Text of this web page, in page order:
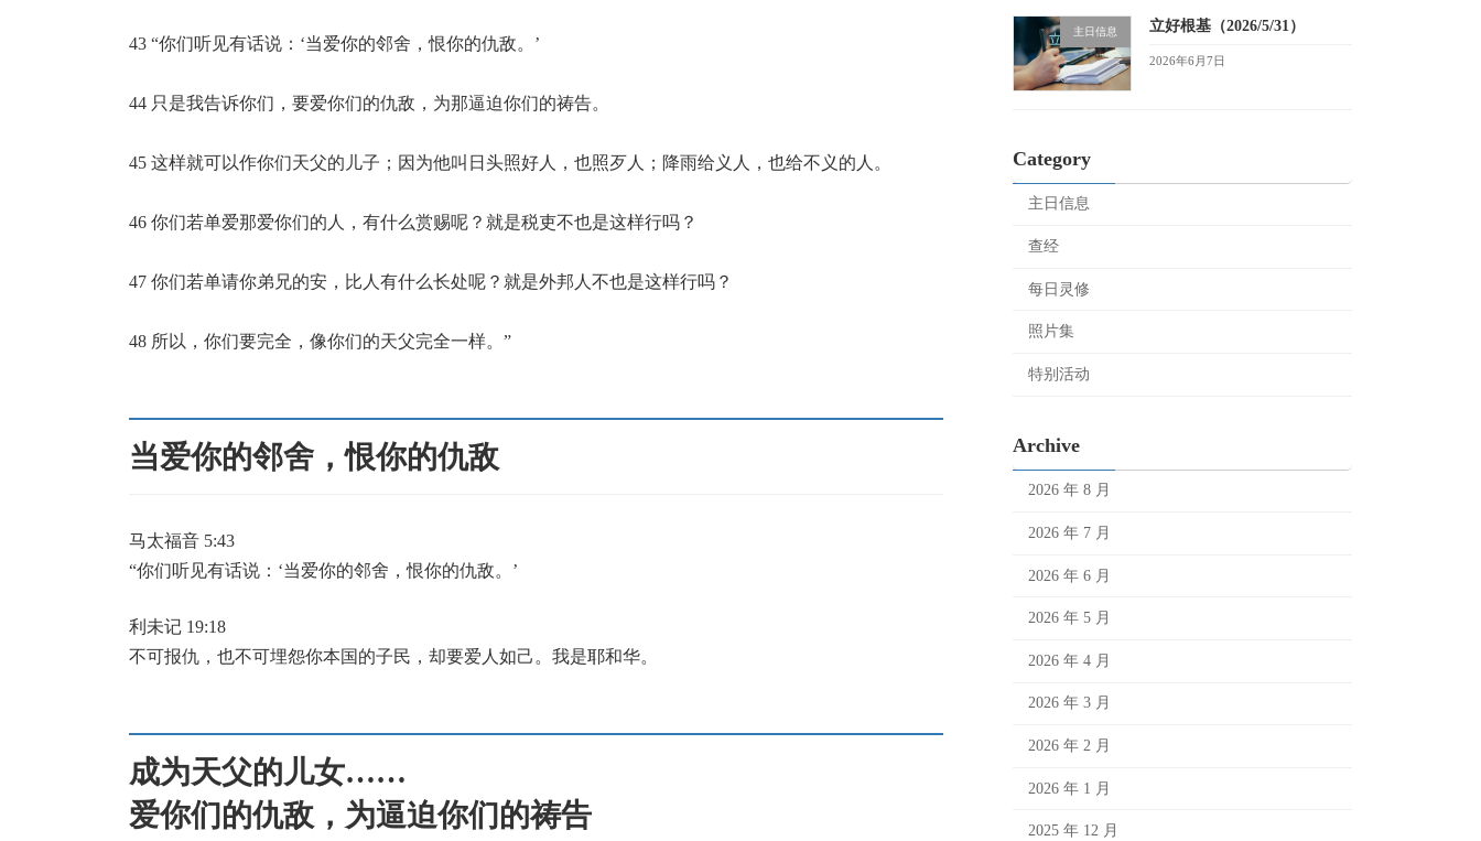
43 “你们听见有话说：‘当爱你的邻舍，恨你的仇敌。’
44 只是我告诉你们，要爱你们的仇敌，为那逼迫你们的祷告。
45 这样就可以作你们天父的儿子；因为他叫日头照好人，也照歹人；降雨给义人，也给不义的人。
46 你们若单爱那爱你们的人，有什么赏赐呢？就是税吏不也是这样行吗？
47 你们若单请你弟兄的安，比人有什么长处呢？就是外邦人不也是这样行吗？
48 所以，你们要完全，像你们的天父完全一样。”
当爱你的邻舍，恨你的仇敌
马太福音 5:43
“你们听见有话说：‘当爱你的邻舍，恨你的仇敌。’
利未记 19:18
不可报仇，也不可埋怨你本国的子民，却要爱人如己。我是耶和华。
成为天父的儿女……
爱你们的仇敌，为逼迫你们的祷告
主日信息 立好根基（2026/5/31）
2026年6月7日
Category
主日信息
查经
每日灵修
照片集
特别活动
Archive
2026 年 8 月
2026 年 7 月
2026 年 6 月
2026 年 5 月
2026 年 4 月
2026 年 3 月
2026 年 2 月
2026 年 1 月
2025 年 12 月